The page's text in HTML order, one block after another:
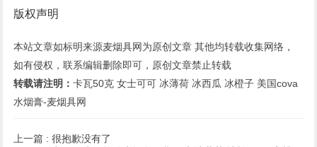
版权声明
本站文章如标明来源麦烟具网为原创文章 其他均转载收集网络，
如有侵权，联系编辑删除即可，原创文章禁止转载
转载请注明：卡瓦50克 女士可可 冰薄荷 冰西瓜 冰橙子 美国cova
水烟膏-麦烟具网
上一篇 : 很抱歉没有了